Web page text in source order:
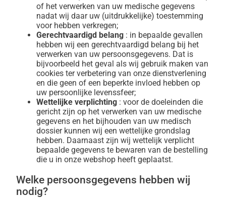
of het verwerken van uw medische gegevens
nadat wij daar uw (uitdrukkelijke) toestemming
voor hebben verkregen;
Gerechtvaardigd belang : in bepaalde gevallen
hebben wij een gerechtvaardigd belang bij het
verwerken van uw persoonsgegevens. Dat is
bijvoorbeeld het geval als wij gebruik maken van
cookies ter verbetering van onze dienstverlening
en die geen of een beperkte invloed hebben op
uw persoonlijke levenssfeer;
Wettelijke verplichting : voor de doeleinden die
gericht zijn op het verwerken van uw medische
gegevens en het bijhouden van uw medisch
dossier kunnen wij een wettelijke grondslag
hebben. Daarnaast zijn wij wettelijk verplicht
bepaalde gegevens te bewaren van de bestelling
die u in onze webshop heeft geplaatst.
Welke persoonsgegevens hebben wij
nodig?